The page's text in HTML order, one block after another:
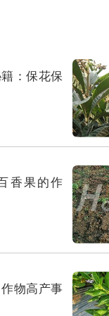
：保花保
香果的作
物高产事